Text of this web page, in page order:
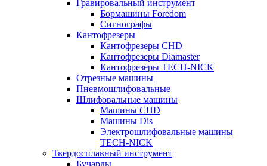
Гравировальный инструмент
Бормашины Foredom
Сигнографы
Кантофрезеры
Кантофрезеры CHD
Кантофрезеры Diamaster
Кантофрезеры TECH-NICK
Отрезные машины
Пневмошлифовальные
Шлифовальные машины
Машины CHD
Машины Dis
Электрошлифовальные машины
TECH-NICK
Твердосплавный инструмент
Бучарды